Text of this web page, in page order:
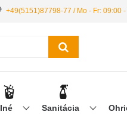
+49(5151)87798-77 / Mo - Fr: 09:00
Iné Sanitácia